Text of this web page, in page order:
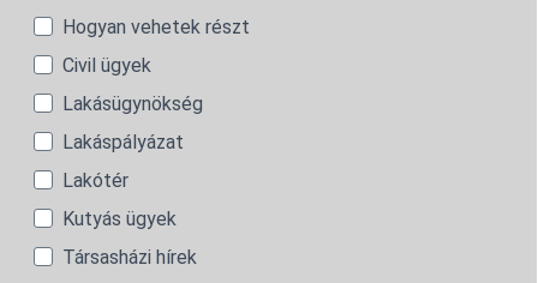
Hogyan vehetek részt
Civil ügyek
Lakásügynökség
Lakáspályázat
Lakótér
Kutyás ügyek
Társasházi hírek